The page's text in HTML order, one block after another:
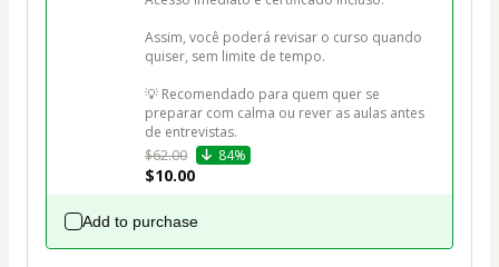
Assim, você poderá revisar o curso quando
quiser, sem limite de tempo.
💡 Recomendado para quem quer se
preparar com calma ou rever as aulas antes
de entrevistas.
$62.00
84%
$10.00
Add to purchase